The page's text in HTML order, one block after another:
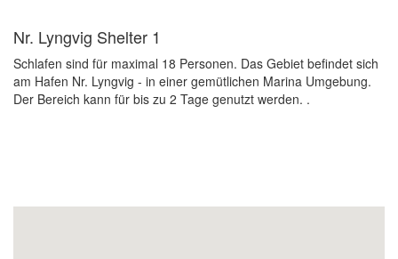
Nr. Lyngvig Shelter 1
Schlafen sind für maximal 18 Personen. Das Gebiet befindet sich
am Hafen Nr. Lyngvig - in einer gemütlichen Marina Umgebung.
Der Bereich kann für bis zu 2 Tage genutzt werden. .